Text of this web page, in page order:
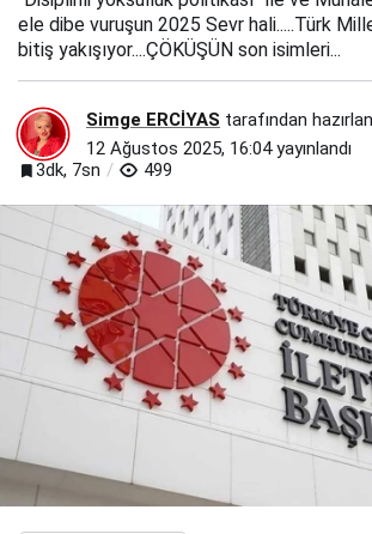
ele dibe vuruşun 2025 Sevr hali.....Türk
bitiş yakışıyor....ÇÖKÜŞÜN son isimleri...
Simge ERCİYAS tarafından
12 Ağustos 2025, 16:04yayınlandı
3dk, 7sn
499